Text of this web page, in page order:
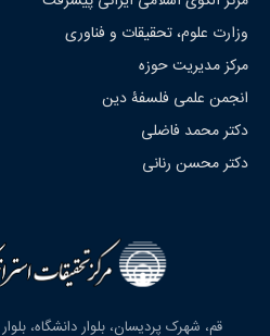
وزارت علوم، تحقیقات و فناوری
مرکز مدیریت حوزه
انجمن علمی فلسفۀ دین
دکتر محمد فاضلی
دکتر محسن رنانی